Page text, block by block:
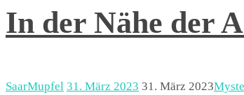
In der Nähe der
SaarMupfel 31. März 2023 31. März 2023